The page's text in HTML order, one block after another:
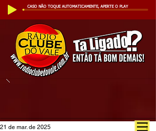
CASO NÃO TOQUE AUTOMATICAMENTE, APERTE O PLAY
21 de mar. de 2025